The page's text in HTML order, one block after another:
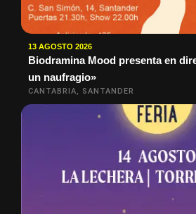
13 AGOSTO 2026
Biodramina Mood presenta en
un naufragio»
CANTABRIA, SANTANDER